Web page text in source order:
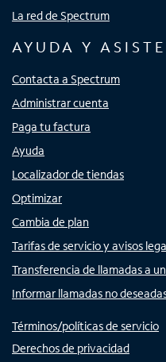
La red de Spectrum
AYUDA Y
Contacta a Spectrum
Administrar cuenta
Paga tu factura
Ayuda
Localizador de tiendas
Optimizar
Cambia de plan
Tarifas de servicio y avisos
Transferencia de llamadas a
Informar llamadas no
Términos/políticas de servicio
Derechos de privacidad